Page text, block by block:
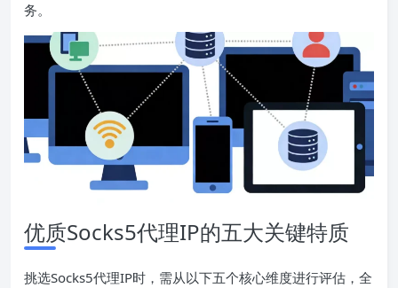
务。
优质Socks5代理IP的五大关键特质
挑选Socks5代理IP时，需从以下五个核心维度进行评估，全